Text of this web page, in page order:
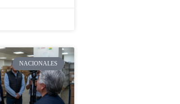
NACIONALES